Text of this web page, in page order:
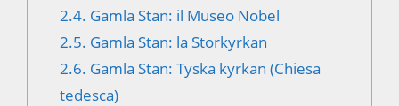
2.4. Gamla Stan: il Museo Nobel
2.5. Gamla Stan: la Storkyrkan
2.6. Gamla Stan: Tyska kyrkan (Chiesa
tedesca)